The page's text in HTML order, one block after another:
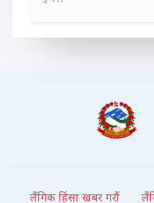
लैंगिक हिंसा खबर गरौं